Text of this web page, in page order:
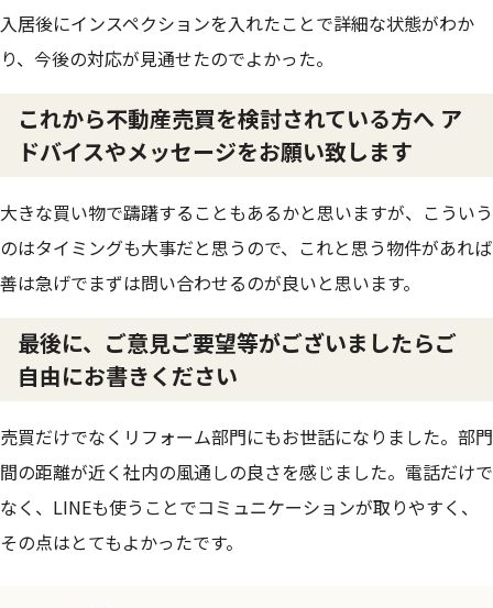
入居後にインスペクションを入れたことで詳細な状態がわか
り、今後の対応が見通せたのでよかった。
これから不動産売買を検討されている方へ ア
ドバイスやメッセージをお願い致します
大きな買い物で躊躇することもあるかと思いますが、こういう
のはタイミングも大事だと思うので、これと思う物件があれば
善は急げでまずは問い合わせるのが良いと思います。
最後に、ご意見ご要望等がございましたらご
自由にお書きください
売買だけでなくリフォーム部門にもお世話になりました。部門
間の距離が近く社内の風通しの良さを感じました。電話だけで
なく、LINEも使うことでコミュニケーションが取りやすく、
その点はとてもよかったです。